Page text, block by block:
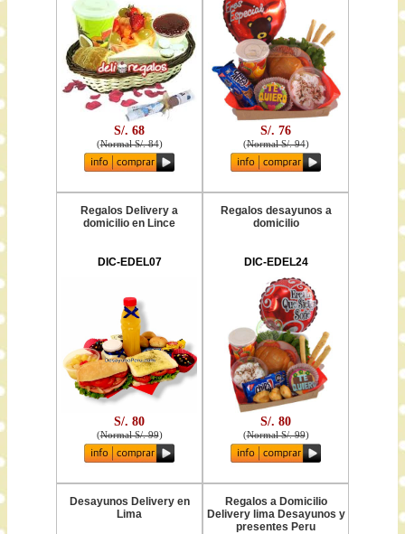
S/. 68
(Normal S/. 84)
S/. 76
(Normal S/. 94)
Regalos Delivery a
domicilio en Lince
DIC-EDEL07
S/. 80
(Normal S/. 99)
Regalos desayunos a
domicilio
DIC-EDEL24
S/. 80
(Normal S/. 99)
Desayunos Delivery en
Lima
Regalos a Domicilio
Delivery lima Desayunos y
presentes Peru